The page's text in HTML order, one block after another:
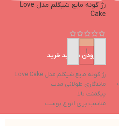
رژ گونه مایع شیگلم مدل Love
Cake
افزودن به سبد خرید
رژ گونه مایع شیگلم مدل Love Cake
ماندگاری طولانی مدت
پیگمنت بالا
مناسب برای انواع پوست
نوک اسفنجی